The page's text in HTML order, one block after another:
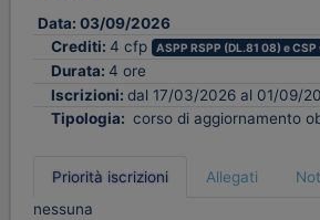
Data: 03/09/2026
Crediti: 4 cfp ASPP RSPP (DL.81 08) e CSP
Durata: 4 ore
Iscrizioni: dal 17/03/2026 al 01/09/
Tipologia: corso di aggiornamento
Priorità iscrizioni Allegati
nessuna